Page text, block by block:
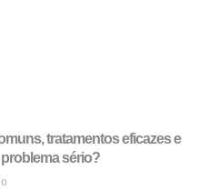
tratamentos eficazes e
sério?